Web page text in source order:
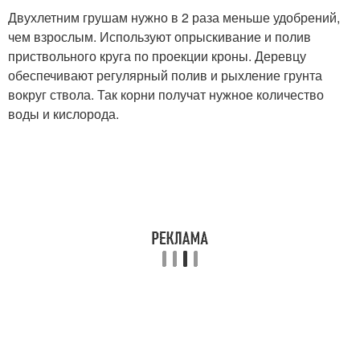
Двухлетним грушам нужно в 2 раза меньше удобрений,
чем взрослым. Используют опрыскивание и полив
приствольного круга по проекции кроны. Деревцу
обеспечивают регулярный полив и рыхление грунта
вокруг ствола. Так корни получат нужное количество
воды и кислорода.